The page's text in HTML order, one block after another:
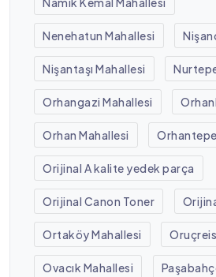
Nenehatun Mahallesi
Nişantaşı Mahallesi
Orhangazi Mahallesi
Orhan Mahallesi
Orijinal A kalite yedek parça
Orijinal Canon Toner
Ortaköy Mahallesi
Ovacık Mahallesi